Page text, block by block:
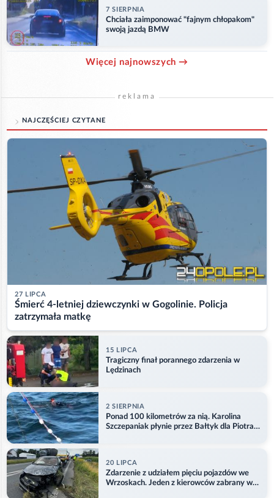
7 SIERPNIA
Chciała zaimponować "fajnym chłopakom"
swoją jazdą BMW
Więcej najnowszych →
reklama
NAJCZĘŚCIEJ CZYTANE
27 LIPCA
Śmierć 4-letniej dziewczynki w Gogolinie. Policja
zatrzymała matkę
15 LIPCA
Tragiczny finał porannego zdarzenia w
Lędzinach
2 SIERPNIA
Ponad 100 kilometrów za nią. Karolina
Szczepaniak płynie przez Bałtyk dla Piotra.
20 LIPCA
Zdarzenie z udziałem pięciu pojazdów we
Wrzoskach. Jeden z kierowców zabrany w